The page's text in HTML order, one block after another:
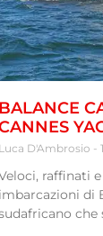
BALANCE
Luca D'Ambrosio
raffinati
imbarcazioni di